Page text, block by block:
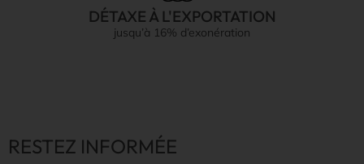
DÉTAXE À L'EXPORTATION
jusqu’à 16% d’exonération
RESTEZ INFORMÉE